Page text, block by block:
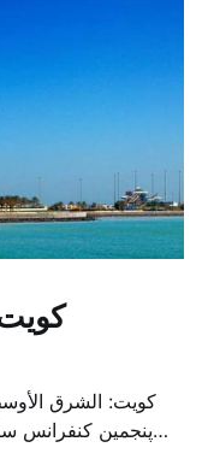
کویت: الشرق
پنجمین کنفرانس